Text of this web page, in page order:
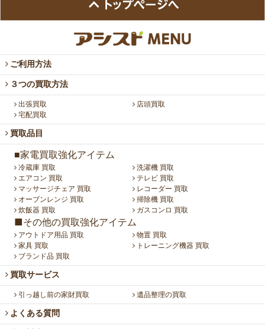
ご利用方法
３つの買取方法
出張買取
店頭買取
宅配買取
買取品目
■家電買取強化アイテム
冷蔵庫 買取
洗濯機 買取
エアコン 買取
テレビ 買取
マッサージチェア 買取
レコーダー 買取
オーブンレンジ 買取
掃除機 買取
炊飯器 買取
ガスコンロ 買取
■その他の買取強化アイテム
アウトドア用品 買取
物置 買取
家具 買取
トレーニング機器 買取
ブランド品 買取
買取サービス
引っ越し前の家財買取 遺品整理の買取
よくある質問